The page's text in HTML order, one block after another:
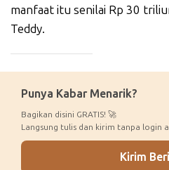
manfaat itu senilai Rp 30
Teddy.
Punya Kabar Menarik?
Bagikan disini GRATIS! 🚀
Langsung tulis dan kirim tanpa login
Kirim